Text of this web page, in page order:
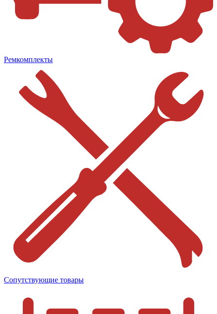
Ремкомплекты
Сопутствующие товары